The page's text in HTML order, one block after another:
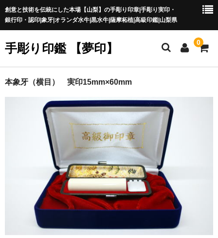
創意と技術を伝統にした本場【山梨】の手彫り印章|手彫り実印・
銀行印・認印|象牙|オランダ水牛|黒水牛|薩摩柘植|高級印鑑|山梨県
手彫り印鑑 【夢印】 0
夢印TOP
印章の本場 山梨
一級印章彫刻技能士
印鑑の書体
象牙印鑑の種類
本象牙（横目） 実印15mm×60mm